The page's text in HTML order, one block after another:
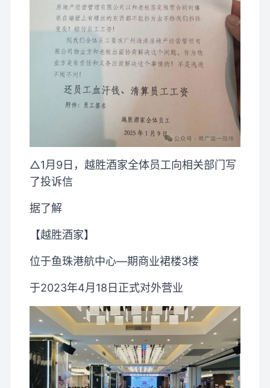
△1月9日，越胜酒家全体员工向相关部门写
了投诉信
据了解
【越胜酒家】
位于鱼珠港航中心—期商业裙楼3楼
于2023年4月18日正式对外营业